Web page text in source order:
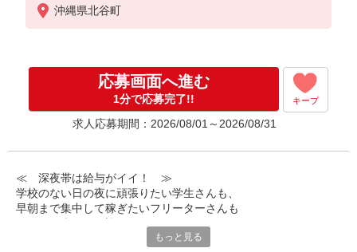
沖縄県北谷町
応募画面へ進む
1分で応募完了!! キープ
求人応募期間：2026/08/01～2026/08/31
≪ 深夜帯は給与がイイ！ ≫
学校のない日の夜に頑張りたい学生さんも、
早朝まで集中して稼ぎたいフリーターさんも
もっと見る